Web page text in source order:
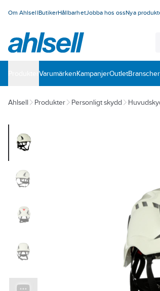
Om AhlsellButikerHållbarhetJobba hos ossNya
VarumärkenKampanjerOutletBranscher
Ahlsell Produkter Personligt skydd